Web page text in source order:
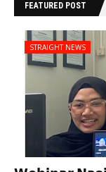
FEATURED POST
STRAIGHT NEWS